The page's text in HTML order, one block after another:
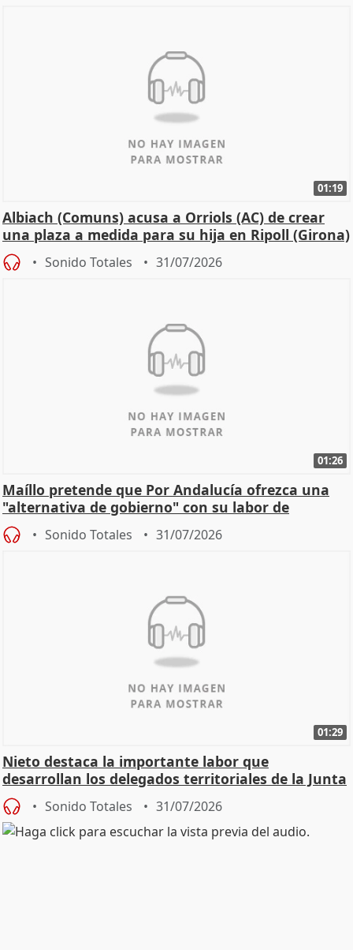
01:19
Albiach (Comuns) acusa a Orriols (AC) de crear
una plaza a medida para su hija en Ripoll (Girona)
Sonido Totales 31/07/2026
01:26
Maíllo pretende que Por Andalucía ofrezca una
"alternativa de gobierno" con su labor de
oposición
Sonido Totales 31/07/2026
01:29
Nieto destaca la importante labor que
desarrollan los delegados territoriales de la Junta
Sonido Totales 31/07/2026